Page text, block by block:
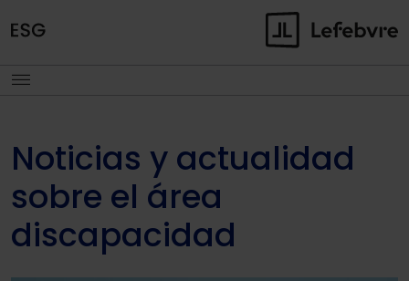
Noticias y actualidad
sobre el área
discapacidad